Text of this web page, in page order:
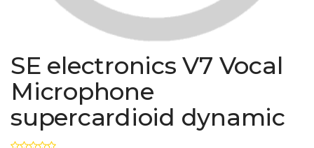
SE electronics V7 Vocal
Microphone
supercardioid dynamic